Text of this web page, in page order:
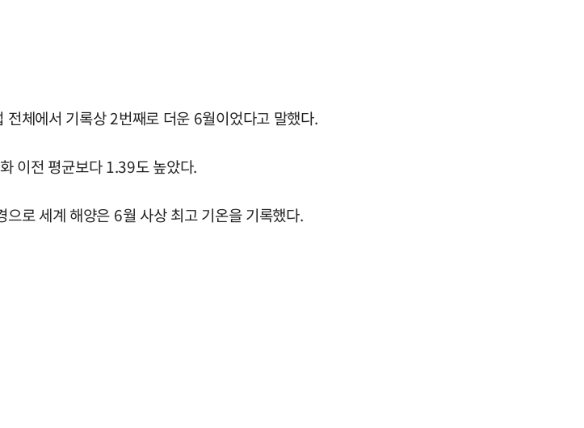
체에서 기록상 2번째로 더운 6월이었다고 말했다.
이전 평균보다 1.39도 높았다.
로 세계 해양은 6월 사상 최고 기온을 기록했다.